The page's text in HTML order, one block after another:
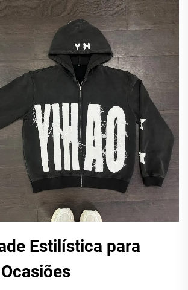
Estilística para